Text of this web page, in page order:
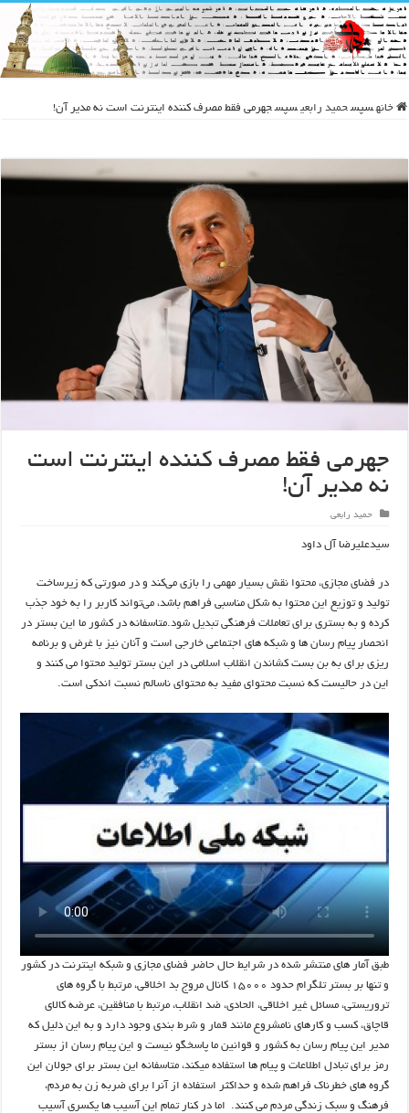
خانه سپس حمید رابعی سپس جهرمی فقط مصرف کننده اینترنت است نه مدیر آن!
جهرمی فقط مصرف کننده اینترنت است
نه مدیر آن!
حمید رابعی
سیدعلیرضا آل داود
در فضای مجازی، محتوا نقش بسیار مهمی را بازی می‌کند و در صورتی که زیرساخت
تولید و توزیع این محتوا به شکل مناسبی فراهم باشد، می‌تواند کاربر را به خود جذب
کرده و به بستری برای تعاملات فرهنگی تبدیل شود.متاسفانه در کشور ما این بستر در
انحصار پیام رسان ها و شبکه های اجتماعی خارجی است و آنان نیز با غرض و برنامه
ریزی برای به بن بست کشاندن انقلاب اسلامی در این بستر تولید محتوا می کنند و
این در حالیست که نسبت محتوای مفید به محتوای ناسالم نسبت اندکی است.
طبق آمار های منتشر شده در شرایط حال حاضر فضای مجازی و شبکه اینترنت در کشور
و تنها بر بستر تلگرام حدود ۱۵۰۰۰ کانال مروج بد اخلاقی، مرتبط با گروه های
تروریستی، مسائل غیر اخلاقی، الحادی، ضد انقلاب، مرتبط با منافقین، عرضه کالای
قاچاق، کسب و کارهای نامشروع مانند قمار و شرط بندی وجود دارد و به این دلیل که
مدیر این پیام رسان به کشور و قوانین ما پاسخگو نیست و این پیام رسان از بستر
رمز برای تبادل اطلاعات و پیام ها استفاده میکند، متاسفانه این بستر برای جولان این
گروه های خطرناک فراهم شده و حداکثر استفاده از آنرا برای ضربه زن به مردم،
فرهنگ و سبک زندگی مردم می کنند. اما در کنار تمام این آسیب ها یکسری آسیب